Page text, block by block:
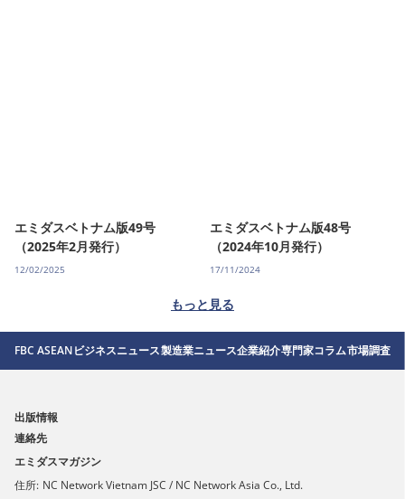
エミダスベトナム版49号
（2025年2月発行）
12/02/2025
エミダスベトナム版48号
（2024年10月発行）
17/11/2024
もっと見る
FBC ASEANビジネスニュース製造業ニュース企業紹介専門家コラム市場調査
出版情報
連絡先
エミダスマガジン
住所: NC Network Vietnam JSC / NC Network Asia Co., Ltd.